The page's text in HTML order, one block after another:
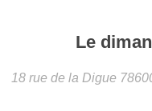
Le
18 rue de la Digue